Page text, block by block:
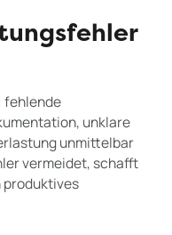
fehlende
unklare
unmittelbar
vermeidet, schafft
produktives